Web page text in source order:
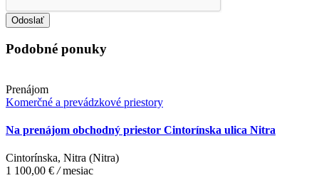
Odoslať
Podobné ponuky
Prenájom
Komerčné a prevádzkové priestory
Na prenájom obchodný priestor Cintorínska ulica Nitra
Cintorínska, Nitra (Nitra)
1 100,00 € /mesiac